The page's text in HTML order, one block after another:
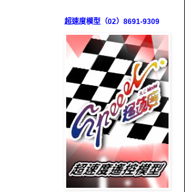
超速度模型（02）8691-9309